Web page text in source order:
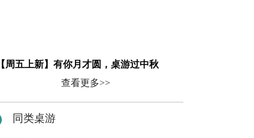
【周五上新】有你月才圆，桌游过中秋
查看更多>>
同类桌游